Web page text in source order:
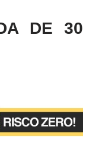
DE 30